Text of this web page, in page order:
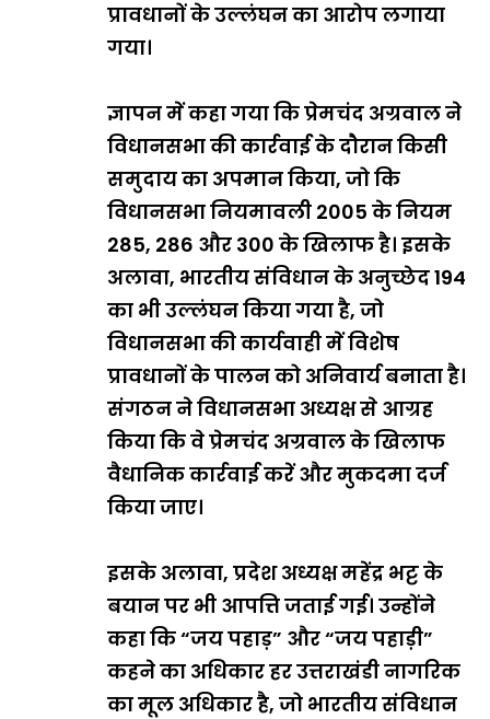
प्रावधानों के उल्लंघन का आरोप लगाया
गया।
ज्ञापन में कहा गया कि प्रेमचंद अग्रवाल ने
विधानसभा की कार्रवाई के दौरान किसी
समुदाय का अपमान किया, जो कि
विधानसभा नियमावली 2005 के नियम
285, 286 और 300 के खिलाफ है। इसके
अलावा, भारतीय संविधान के अनुच्छेद 194
का भी उल्लंघन किया गया है, जो
विधानसभा की कार्यवाही में विशेष
प्रावधानों के पालन को अनिवार्य बनाता है।
संगठन ने विधानसभा अध्यक्ष से आग्रह
किया कि वे प्रेमचंद अग्रवाल के खिलाफ
वैधानिक कार्रवाई करें और मुकदमा दर्ज
किया जाए।
इसके अलावा, प्रदेश अध्यक्ष महेंद्र भट्ट के
बयान पर भी आपत्ति जताई गई। उन्होंने
कहा कि “जय पहाड़” और “जय पहाड़ी”
कहने का अधिकार हर उत्तराखंडी नागरिक
का मूल अधिकार है, जो भारतीय संविधान